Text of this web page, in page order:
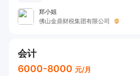
郑小姐
佛山金鼎财税集团有限公司
会计
6000-8000 元/月